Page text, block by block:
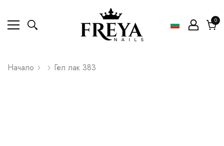
00
Начало Гел лак 383